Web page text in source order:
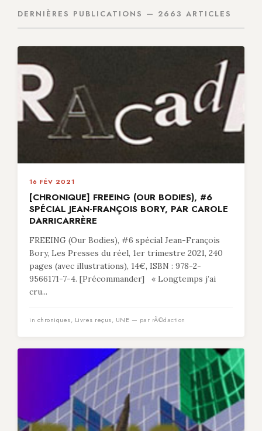
DERNIÈRES PUBLICATIONS — 2663 ARTICLES
16 FÉV 2021
[CHRONIQUE] FREEING (OUR BODIES), #6
SPÉCIAL JEAN-FRANÇOIS BORY, PAR CAROLE
DARRICARRÈRE
FREEING (Our Bodies), #6 spécial Jean-François
Bory, Les Presses du réel, 1er trimestre 2021, 240
pages (avec illustrations), 14€, ISBN : 978-2-
9566171-7-4. [Précommander] « Longtemps j’ai
cru...
in chroniques, Livres reçus, UNE — par rÃ©daction